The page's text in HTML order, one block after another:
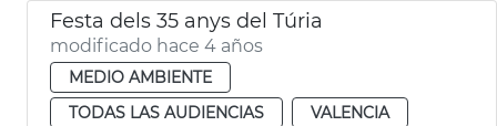
Festa dels 35 anys del Túria
modificado hace 4 años
MEDIO AMBIENTE
TODAS LAS AUDIENCIAS
VALENCIA